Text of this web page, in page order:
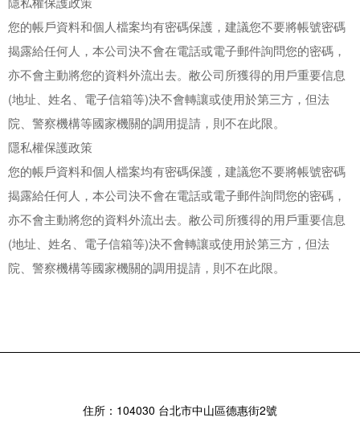
您的帳戶資料和個人檔案均有密碼保護，建議您不要將帳號密碼
揭露給任何人，本公司決不會在電話或電子郵件詢問您的密碼，
亦不會主動將您的資料外流出去。敝公司所獲得的用戶重要信息
(地址、姓名、電子信箱等)決不會轉讓或使用於第三方，但法
院、警察機構等國家機關的調用提請，則不在此限。
隱私權保護政策
您的帳戶資料和個人檔案均有密碼保護，建議您不要將帳號密碼
揭露給任何人，本公司決不會在電話或電子郵件詢問您的密碼，
亦不會主動將您的資料外流出去。敝公司所獲得的用戶重要信息
(地址、姓名、電子信箱等)決不會轉讓或使用於第三方，但法
院、警察機構等國家機關的調用提請，則不在此限。
住所：104030 台北市中山區德惠街2號